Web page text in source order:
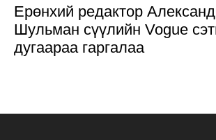
Ерөнхий редактор
Шульман сүүлийн Vogue
дугаараа гаргалаа